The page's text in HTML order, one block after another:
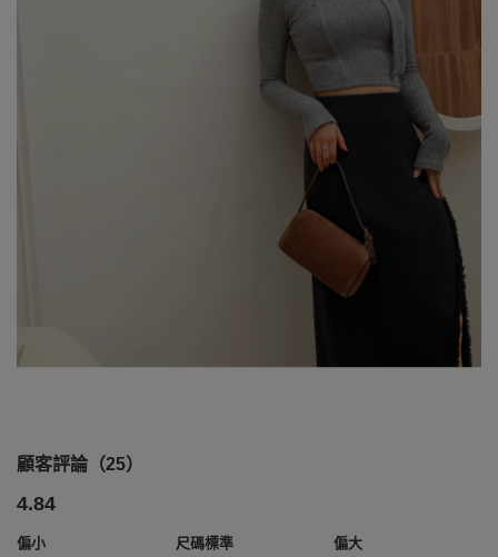
顧客評論（25）
4.84
偏小 尺碼標準 偏大